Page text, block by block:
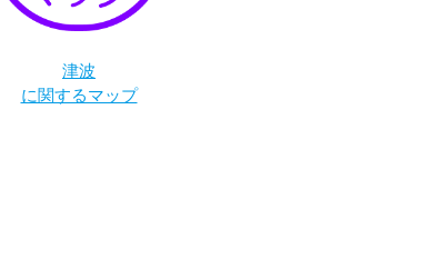
津波
に関するマップ